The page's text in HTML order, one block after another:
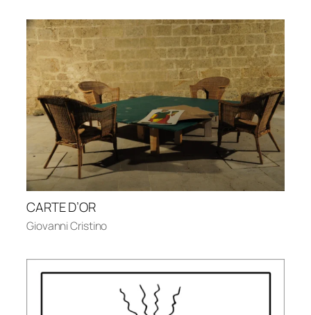
CARTE D’OR
Giovanni Cristino